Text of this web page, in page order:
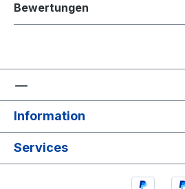
Bewertungen
Information
Services